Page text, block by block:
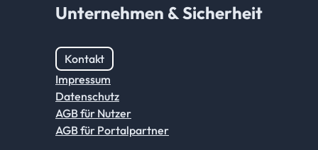
Unternehmen & Sicherheit
Kontakt
Impressum
Datenschutz
AGB für Nutzer
AGB für Portalpartner